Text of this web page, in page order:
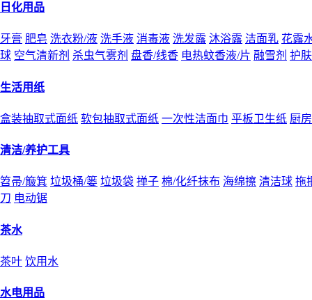
日化用品
牙膏 肥皂 洗衣粉/液 洗手液 消毒液 洗发露 沐浴露 洁面乳 花露
球 空气清新剂 杀虫气雾剂 盘香/线香 电热蚊香液/片 融雪剂 护
生活用纸
盒装抽取式面纸 软包抽取式面纸 一次性洁面巾 平板卫生纸 厨
清洁/养护工具
笤帚/簸箕 垃圾桶/篓 垃圾袋 掸子 棉/化纤抹布 海绵擦 清洁球 拖
刀 电动锯
茶水
茶叶 饮用水
水电用品